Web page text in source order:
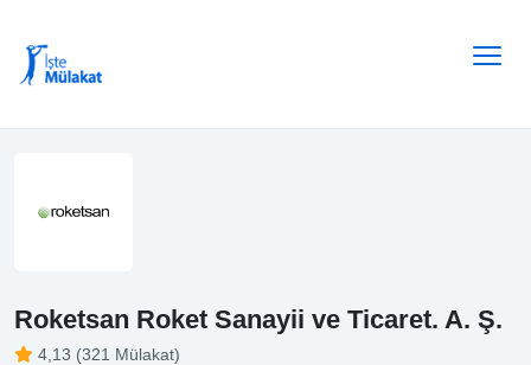
Roketsan Roket Sanayii ve Ticaret. A. Ş.
4,13 (321 Mülakat)